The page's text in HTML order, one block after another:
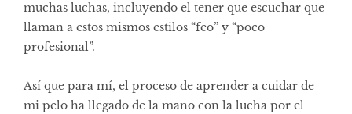
muchas luchas, incluyendo el tener que escuchar que
llaman a estos mismos estilos “feo” y “poco
profesional”.
Así que para mí, el proceso de aprender a cuidar de
mi pelo ha llegado de la mano con la lucha por el